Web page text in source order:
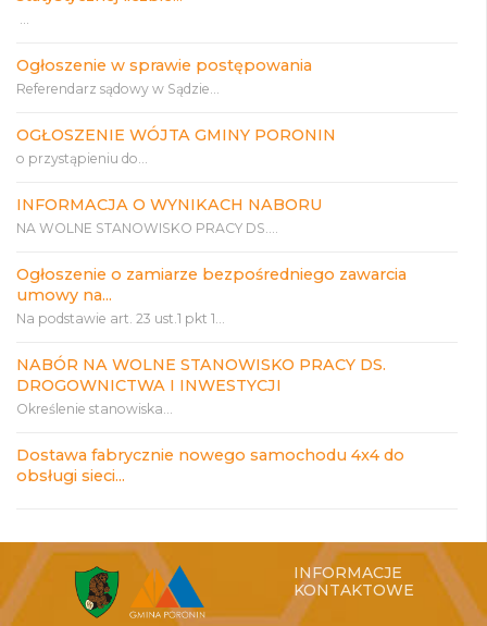
Ogłoszenie w sprawie postępowania
Referendarz sądowy w Sądzie...
OGŁOSZENIE WÓJTA GMINY PORONIN
o przystąpieniu do...
INFORMACJA O WYNIKACH NABORU
NA WOLNE STANOWISKO PRACY DS....
Ogłoszenie o zamiarze bezpośredniego zawarcia
umowy na...
Na podstawie art. 23 ust.1 pkt 1...
NABÓR NA WOLNE STANOWISKO PRACY DS.
DROGOWNICTWA I INWESTYCJI
Określenie stanowiska...
Dostawa fabrycznie nowego samochodu 4x4 do
obsługi sieci...
INFORMACJE
KONTAKTOWE